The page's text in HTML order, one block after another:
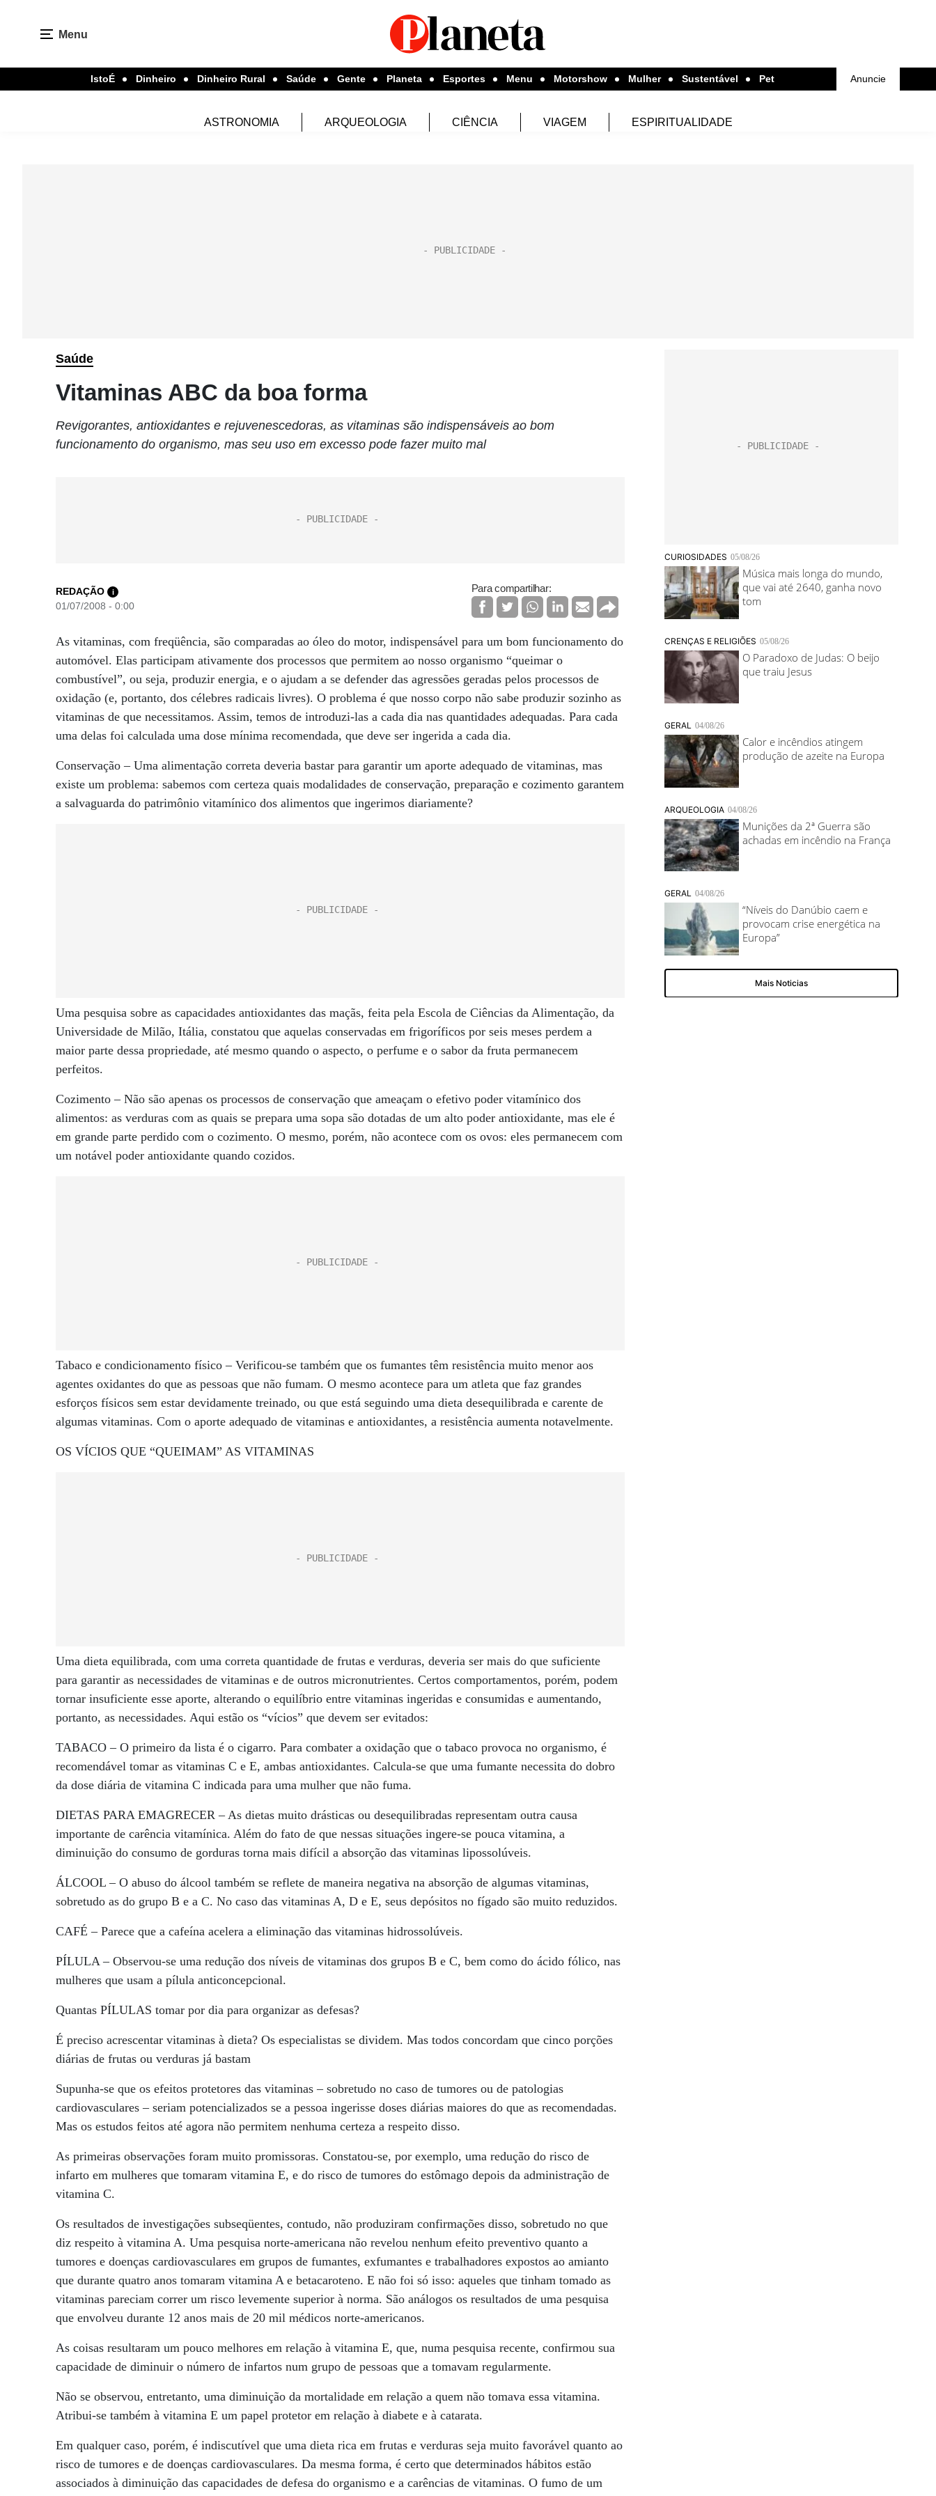
Menu
IstoÉ Dinheiro Dinheiro Rural Saúde Gente Planeta Esportes Menu Motorshow Mulher Sustentável Pet Anuncie
ASTRONOMIA ARQUEOLOGIA CIÊNCIA VIAGEM ESPIRITUALIDADE
Saúde
Vitaminas ABC da boa forma
Revigorantes, antioxidantes e rejuvenescedoras, as vitaminas são indispensáveis ao bom
funcionamento do organismo, mas seu uso em excesso pode fazer muito mal
REDAÇÃO i
01/07/2008 - 0:00
Para compartilhar:
As vitaminas, com freqüência, são comparadas ao óleo do motor, indispensável para um bom funcionamento do
automóvel. Elas participam ativamente dos processos que permitem ao nosso organismo “queimar o
combustível”, ou seja, produzir energia, e o ajudam a se defender das agressões geradas pelos processos de
oxidação (e, portanto, dos célebres radicais livres). O problema é que nosso corpo não sabe produzir sozinho as
vitaminas de que necessitamos. Assim, temos de introduzi-las a cada dia nas quantidades adequadas. Para cada
uma delas foi calculada uma dose mínima recomendada, que deve ser ingerida a cada dia.
Conservação – Uma alimentação correta deveria bastar para garantir um aporte adequado de vitaminas, mas
existe um problema: sabemos com certeza quais modalidades de conservação, preparação e cozimento garantem
a salvaguarda do patrimônio vitamínico dos alimentos que ingerimos diariamente?
Uma pesquisa sobre as capacidades antioxidantes das maçãs, feita pela Escola de Ciências da Alimentação, da
Universidade de Milão, Itália, constatou que aquelas conservadas em frigoríficos por seis meses perdem a
maior parte dessa propriedade, até mesmo quando o aspecto, o perfume e o sabor da fruta permanecem
perfeitos.
Cozimento – Não são apenas os processos de conservação que ameaçam o efetivo poder vitamínico dos
alimentos: as verduras com as quais se prepara uma sopa são dotadas de um alto poder antioxidante, mas ele é
em grande parte perdido com o cozimento. O mesmo, porém, não acontece com os ovos: eles permanecem com
um notável poder antioxidante quando cozidos.
Tabaco e condicionamento físico – Verificou-se também que os fumantes têm resistência muito menor aos
agentes oxidantes do que as pessoas que não fumam. O mesmo acontece para um atleta que faz grandes
esforços físicos sem estar devidamente treinado, ou que está seguindo uma dieta desequilibrada e carente de
algumas vitaminas. Com o aporte adequado de vitaminas e antioxidantes, a resistência aumenta notavelmente.
OS VÍCIOS QUE “QUEIMAM” AS VITAMINAS
Uma dieta equilibrada, com uma correta quantidade de frutas e verduras, deveria ser mais do que suficiente
para garantir as necessidades de vitaminas e de outros micronutrientes. Certos comportamentos, porém, podem
tornar insuficiente esse aporte, alterando o equilíbrio entre vitaminas ingeridas e consumidas e aumentando,
portanto, as necessidades. Aqui estão os “vícios” que devem ser evitados:
TABACO – O primeiro da lista é o cigarro. Para combater a oxidação que o tabaco provoca no organismo, é
recomendável tomar as vitaminas C e E, ambas antioxidantes. Calcula-se que uma fumante necessita do dobro
da dose diária de vitamina C indicada para uma mulher que não fuma.
DIETAS PARA EMAGRECER – As dietas muito drásticas ou desequilibradas representam outra causa
importante de carência vitamínica. Além do fato de que nessas situações ingere-se pouca vitamina, a
diminuição do consumo de gorduras torna mais difícil a absorção das vitaminas lipossolúveis.
ÁLCOOL – O abuso do álcool também se reflete de maneira negativa na absorção de algumas vitaminas,
sobretudo as do grupo B e a C. No caso das vitaminas A, D e E, seus depósitos no fígado são muito reduzidos.
CAFÉ – Parece que a cafeína acelera a eliminação das vitaminas hidrossolúveis.
PÍLULA – Observou-se uma redução dos níveis de vitaminas dos grupos B e C, bem como do ácido fólico, nas
mulheres que usam a pílula anticoncepcional.
Quantas PÍLULAS tomar por dia para organizar as defesas?
É preciso acrescentar vitaminas à dieta? Os especialistas se dividem. Mas todos concordam que cinco porções
diárias de frutas ou verduras já bastam
Supunha-se que os efeitos protetores das vitaminas – sobretudo no caso de tumores ou de patologias
cardiovasculares – seriam potencializados se a pessoa ingerisse doses diárias maiores do que as recomendadas.
Mas os estudos feitos até agora não permitem nenhuma certeza a respeito disso.
As primeiras observações foram muito promissoras. Constatou-se, por exemplo, uma redução do risco de
infarto em mulheres que tomaram vitamina E, e do risco de tumores do estômago depois da administração de
vitamina C.
Os resultados de investigações subseqüentes, contudo, não produziram confirmações disso, sobretudo no que
diz respeito à vitamina A. Uma pesquisa norte-americana não revelou nenhum efeito preventivo quanto a
tumores e doenças cardiovasculares em grupos de fumantes, exfumantes e trabalhadores expostos ao amianto
que durante quatro anos tomaram vitamina A e betacaroteno. E não foi só isso: aqueles que tinham tomado as
vitaminas pareciam correr um risco levemente superior à norma. São análogos os resultados de uma pesquisa
que envolveu durante 12 anos mais de 20 mil médicos norte-americanos.
As coisas resultaram um pouco melhores em relação à vitamina E, que, numa pesquisa recente, confirmou sua
capacidade de diminuir o número de infartos num grupo de pessoas que a tomavam regularmente.
Não se observou, entretanto, uma diminuição da mortalidade em relação a quem não tomava essa vitamina.
Atribui-se também à vitamina E um papel protetor em relação à diabete e à catarata.
Em qualquer caso, porém, é indiscutível que uma dieta rica em frutas e verduras seja muito favorável quanto ao
risco de tumores e de doenças cardiovasculares. Da mesma forma, é certo que determinados hábitos estão
associados à diminuição das capacidades de defesa do organismo e a carências de vitaminas. O fumo de um